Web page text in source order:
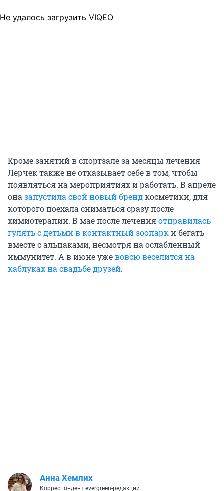
Не удалось загрузить VIQEO
Кроме занятий в спортзале за месяцы лечения
Лерчек также не отказывает себе в том, чтобы
появляться на мероприятиях и работать. В апреле
она запустила свой новый брендкосметики, для
которого поехала сниматься сразу после
химиотерапии. В мае после леченияотправилась
гулять с детьми в контактный зоопарки бегать
вместе с альпаками, несмотря на ослабленный
иммунитет. А в июне ужевовсю веселится на
каблуках на свадьбе друзей.
Анна Хемлих
Корреспондент evergreen-редакции